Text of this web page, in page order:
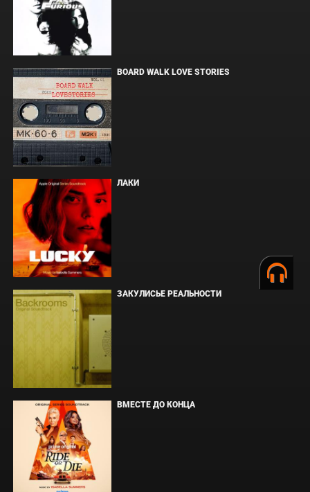
BOARD WALK LOVE STORIES
ЛАКИ
ЗАКУЛИСЬЕ РЕАЛЬНОСТИ
ВМЕСТЕ ДО КОНЦА